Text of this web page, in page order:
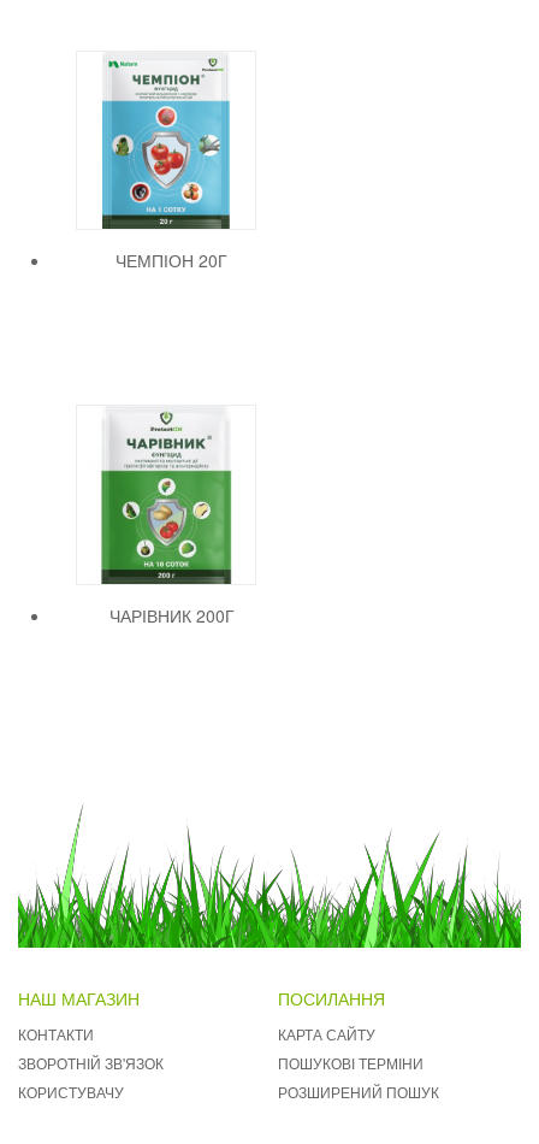
ЧЕМПІОН 20Г
ЧАРІВНИК 200Г
НАШ МАГАЗИН
КОНТАКТИ
ЗВОРОТНІЙ ЗВ'ЯЗОК
КОРИСТУВАЧУ
ПОСИЛАННЯ
КАРТА САЙТУ
ПОШУКОВІ ТЕРМІНИ
РОЗШИРЕНИЙ ПОШУК